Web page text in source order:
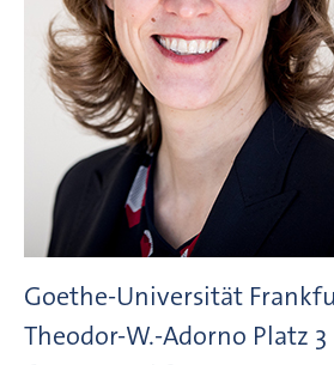
Goethe-Universität
Theodor-W.-Adorno Platz 3